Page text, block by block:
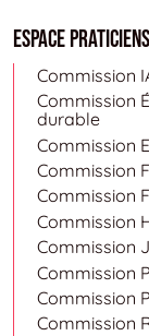
Espace Praticiens
Commission
Commission
durable
Commission
Commission
Commission
Commission
Commission
Commission
Commission
Commission